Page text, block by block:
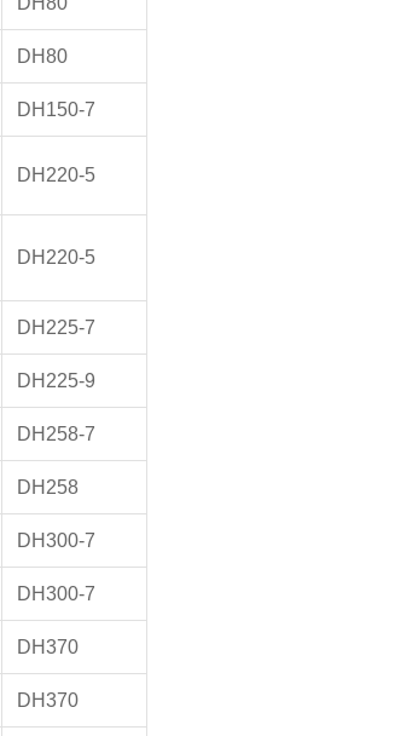
DH80
DH150-7
DH220-5
DH220-5
DH225-7
DH225-9
DH258-7
DH258
DH300-7
DH300-7
DH370
DH370